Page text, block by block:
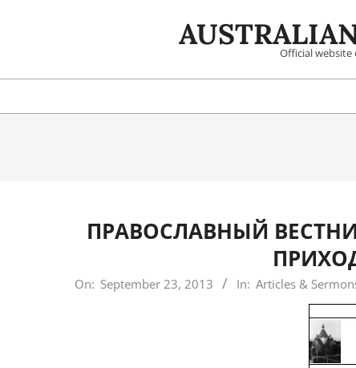
Official website
ПРАВОСЛАВНЫЙ
2013-On: September 23, 2013 In: Articles &